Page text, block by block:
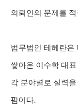
의뢰인의 문제를
법무법인 테헤란은
쌓아온 이수학 대
각 분야별로 실력
펌이다.